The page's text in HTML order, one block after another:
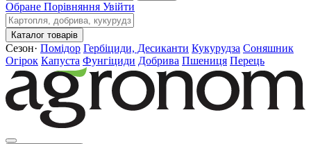
Обране Порівняння Увійти
Каталог товарів
Сезон· Помідор Гербіциди, Десиканти Кукурудза Соняшник
Огірок Капуста Фунгіциди Добрива Пшениця Перець